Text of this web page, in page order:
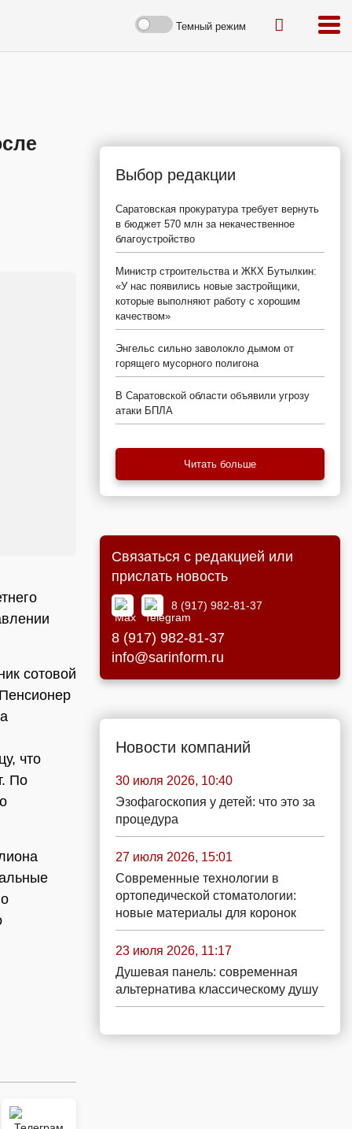
Темный режим
сотовой
что
По
Выбор редакции
Саратовская прокуратура требует вернуть
в бюджет 570 млн за некачественное
благоустройство
Министр строительства и ЖКХ Бутылкин:
«У нас появились новые застройщики,
которые выполняют работу с хорошим
качеством»
Энгельс сильно заволокло дымом от
горящего мусорного полигона
В Саратовской области объявили угрозу
атаки БПЛА
Читать больше
Связаться с редакцией или
прислать новость
8 (917) 982-81-37
8 (917) 982-81-37
info@sarinform.ru
Новости компаний
30 июля 2026, 10:40
Эзофагоскопия у детей: что это за
процедура
27 июля 2026, 15:01
Современные технологии в
ортопедической стоматологии:
новые материалы для коронок
23 июля 2026, 11:17
Душевая панель: современная
альтернатива классическому душу